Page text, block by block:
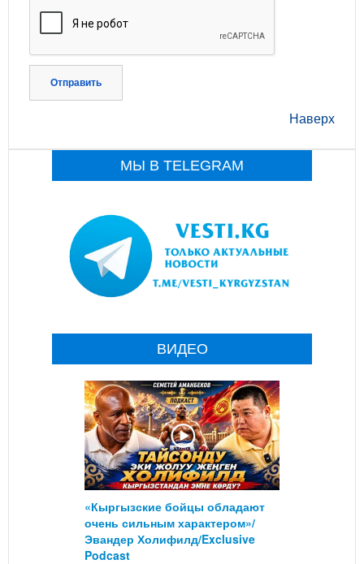
Отправить
Наверх
МЫ В TELEGRAM
ВИДЕО
«Кыргызские бойцы обладают
очень сильным характером»/
Эвандер Холифилд/Exclusive
Podcast